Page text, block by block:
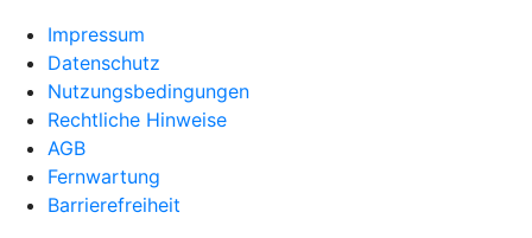
Impressum
Datenschutz
Nutzungsbedingungen
Rechtliche Hinweise
AGB
Fernwartung
Barrierefreiheit